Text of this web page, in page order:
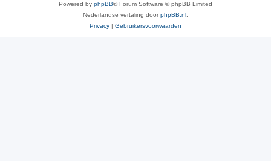
Powered by phpBB® Forum Software © phpBB Limited
Nederlandse vertaling doorphpBB.nl
Privacy | Gebruikersvoorwaarden